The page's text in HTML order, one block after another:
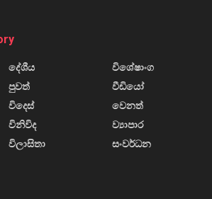
දේශීය
පුවත්
විදෙස්
විනිවිද
විලාසිතා
විශේෂාංග
වීඩියෝ
වෙනත්
ව්‍යාපාර
සංවර්ධන